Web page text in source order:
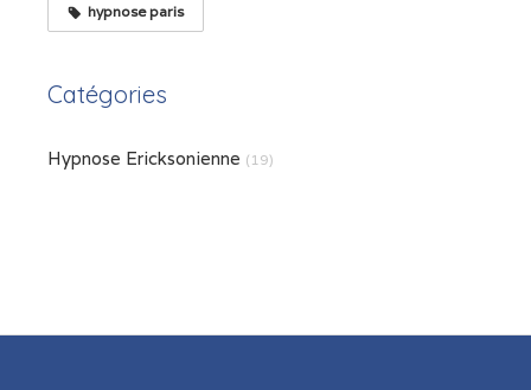
hypnose paris
Catégories
Hypnose Ericksonienne (19)